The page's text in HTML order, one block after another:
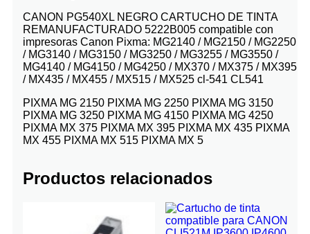
CANON PG540XL NEGRO CARTUCHO DE TINTA
REMANUFACTURADO 5222B005 compatible con
impresoras Canon Pixma: MG2140 / MG2150 / MG2250
/ MG3140 / MG3150 / MG3250 / MG3255 / MG3550 /
MG4140 / MG4150 / MG4250 / MX370 / MX375 / MX395
/ MX435 / MX455 / MX515 / MX525 cl-541 CL541
PIXMA MG 2150 PIXMA MG 2250 PIXMA MG 3150
PIXMA MG 3250 PIXMA MG 4150 PIXMA MG 4250
PIXMA MX 375 PIXMA MX 395 PIXMA MX 435 PIXMA
MX 455 PIXMA MX 515 PIXMA MX 5
Productos relacionados